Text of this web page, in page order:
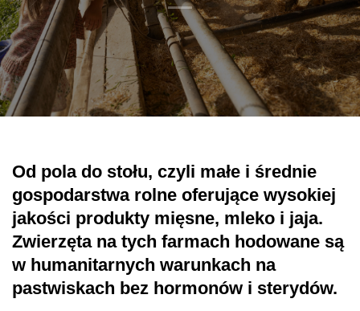
Od pola do stołu, czyli małe i średnie
gospodarstwa rolne oferujące wysokiej
jakości produkty mięsne, mleko i jaja.
Zwierzęta na tych farmach hodowane są
w humanitarnych warunkach na
pastwiskach bez hormonów i sterydów.